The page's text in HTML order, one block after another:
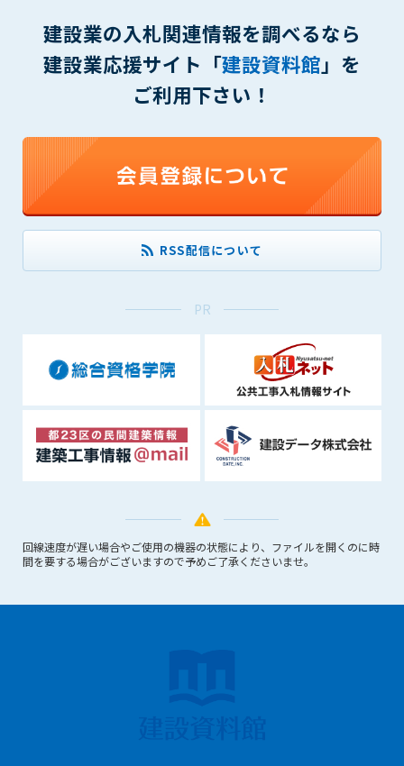
建設業の入札関連情報を調べるなら
建設業応援サイト「建設資料館」を
ご利用下さい！
RSS配信について
PR
回線速度が遅い場合やご使用の機器の状態により、ファイルを開くのに時
間を要する場合がございますので予めご了承くださいませ。
生じた一切の損害に対して、管理者は、何らの責任も負わな
いものとします。
2. 会員は、自己の費用と責任において本サービスを利用するも
のとし、会員による本サービスの利用に関連し、第三者から
問合せ、クレーム、請求等がなされまたは訴訟が提起された
るものとし、管理者を一切免責するものとします。
3. 本サービスにおいて掲載されている広告等によって行われる
取引に起因する損害及び広告等が掲載されたこと自体に起因
する損害については一切責任を負いません。
第11条（運用の停止）
停電や天災等の不可抗力、または保守・点検・加入者の利便性
とがあります。運用停止については事前に建設資料館WEB上で
通知申し上げますが、緊急時はその限りではありません。
会員は、住所、電話番号、その他管理者への届出内容に変更が
あった場合には、速やかに所定の方法で変更の届出をするもの
とします。届出がなかったことで会員が不利益を被ったとして
も、管理者は一切その責任を負いません。
第13条（退会／広告掲載解除）
1. サポーター会員が本サービスへの広告掲載を解約する場合
通知・連絡するものとします。その場合、契約期間終了月の
月末をもって解約とします。
2. 本サービスの最低利用期間はサービスを開始した日から6か
3. いかなる事由によっても、すでにお支払済の料金等の払い戻